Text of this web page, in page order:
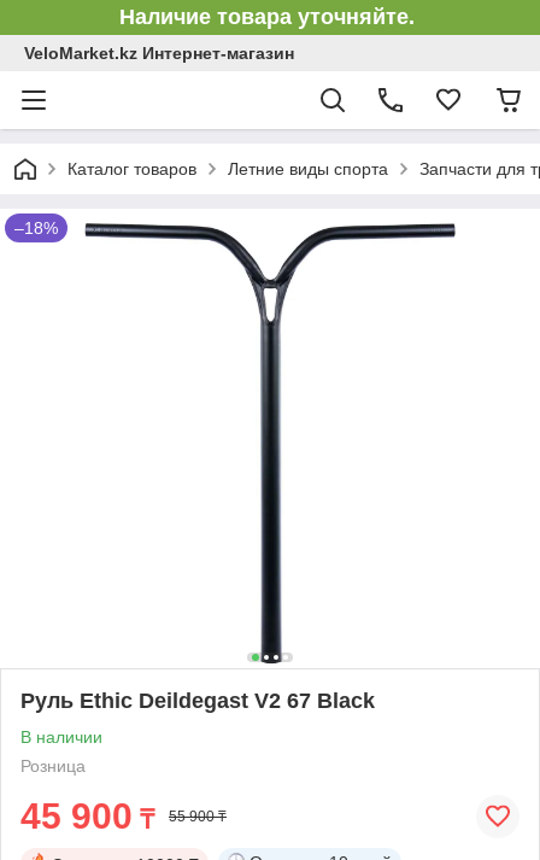
Наличие товара уточняйте.
VeloMarket.kz Интернет-магазин
Каталог товаров Летние виды спорта Запчасти для
–18%
Руль Ethic Deildegast V2 67 Black
В наличии
Розница
45 900 ₸ 55 900 ₸